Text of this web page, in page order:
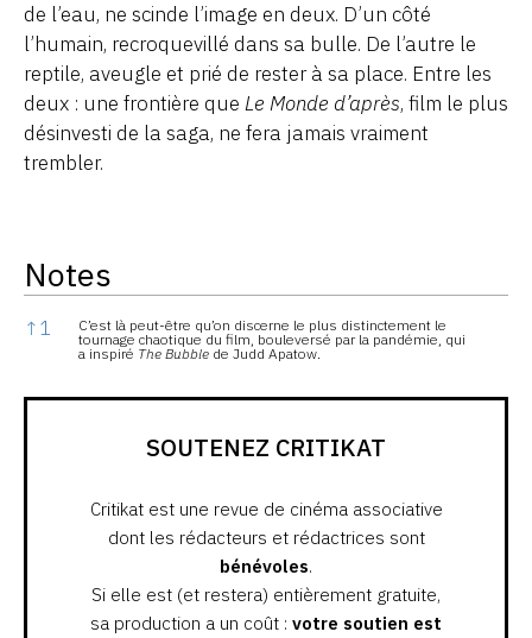
de l’eau, ne scinde l’image en deux. D’un côté
l’humain, recroquevillé dans sa bulle. De l’autre le
reptile, aveugle et prié de rester à sa place. Entre les
deux : une frontière que Le Monde d’après, film le plus
désinvesti de la saga, ne fera jamais vraiment
trembler.
Notes
Notes
↑ 1
C’est là peut-être qu’on discerne le plus distinctement le
tournage chaotique du film, bouleversé par la pandémie, qui
a inspiré The Bubble de Judd Apatow.
SOUTENEZ CRITIKAT
Critikat est une revue de cinéma associative
dont les rédacteurs et rédactrices sont
bénévoles.
Si elle est (et restera) entièrement gratuite,
sa production a un coût : votre soutien est